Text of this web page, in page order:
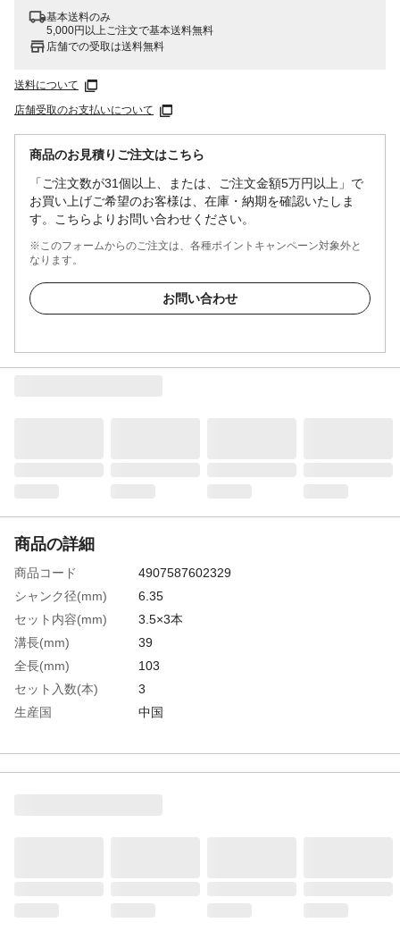
基本送料のみ
5,000円以上ご注文で基本送料無料
店舗での受取は送料無料
送料について
店舗受取のお支払いについて
商品のお見積りご注文はこちら
「ご注文数が31個以上、または、ご注文金額5万円以上」で
お買い上げご希望のお客様は、在庫・納期を確認いたしま
す。こちらよりお問い合わせください。
※このフォームからのご注文は、各種ポイントキャンペーン対象外と
なります。
お問い合わせ
商品の詳細
商品コード
4907587602329
シャンク径(mm)
6.35
セット内容(mm)
3.5×3本
溝長(mm)
39
全長(mm)
103
セット入数(本)
3
生産国
中国
材質1
高速度鋼（HSS）